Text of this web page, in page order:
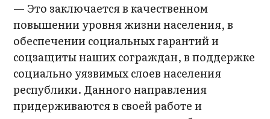
— Это заключается в качественном
повышении уровня жизни населения, в
обеспечении социальных гарантий и
соцзащиты наших сограждан, в поддержке
социально уязвимых слоев населения
республики. Данного направления
придерживаются в своей работе и